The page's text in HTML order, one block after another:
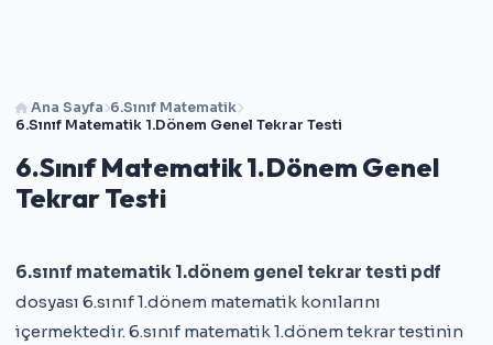
Ana Sayfa 6.Sınıf Matematik
6.Sınıf Matematik 1.Dönem Genel Tekrar Testi
6.Sınıf Matematik 1.Dönem Genel
Tekrar Testi
6.sınıf matematik 1.dönem genel tekrar testi pdf
dosyası 6.sınıf 1.dönem matematik konılarını
içermektedir. 6.sınıf matematik 1.dönem tekrar testinin